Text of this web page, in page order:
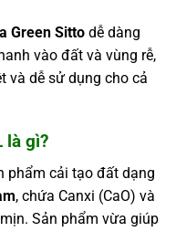
Green Sitto dễ dàng
vào đất và vùng rễ,
và dễ sử dụng cho cả
là gì?
phẩm cải tạo đất dạng
, chứa Canxi (CaO) và
Sản phẩm vừa giúp